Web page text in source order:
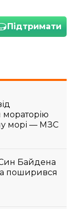
Підтримати
морі — МЗС
Байдена
поширився